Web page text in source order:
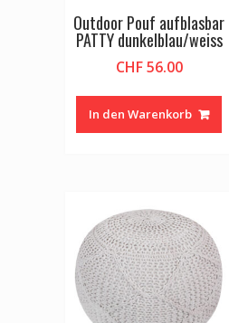
Outdoor Pouf aufblasbar
PATTY dunkelblau/weiss
CHF56.00
In den Warenkorb